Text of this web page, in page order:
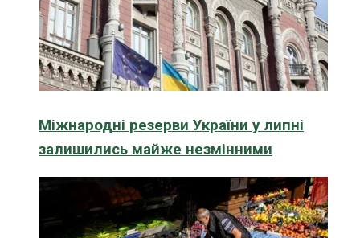
Міжнародні резерви України у липні
залишились майже незмінними